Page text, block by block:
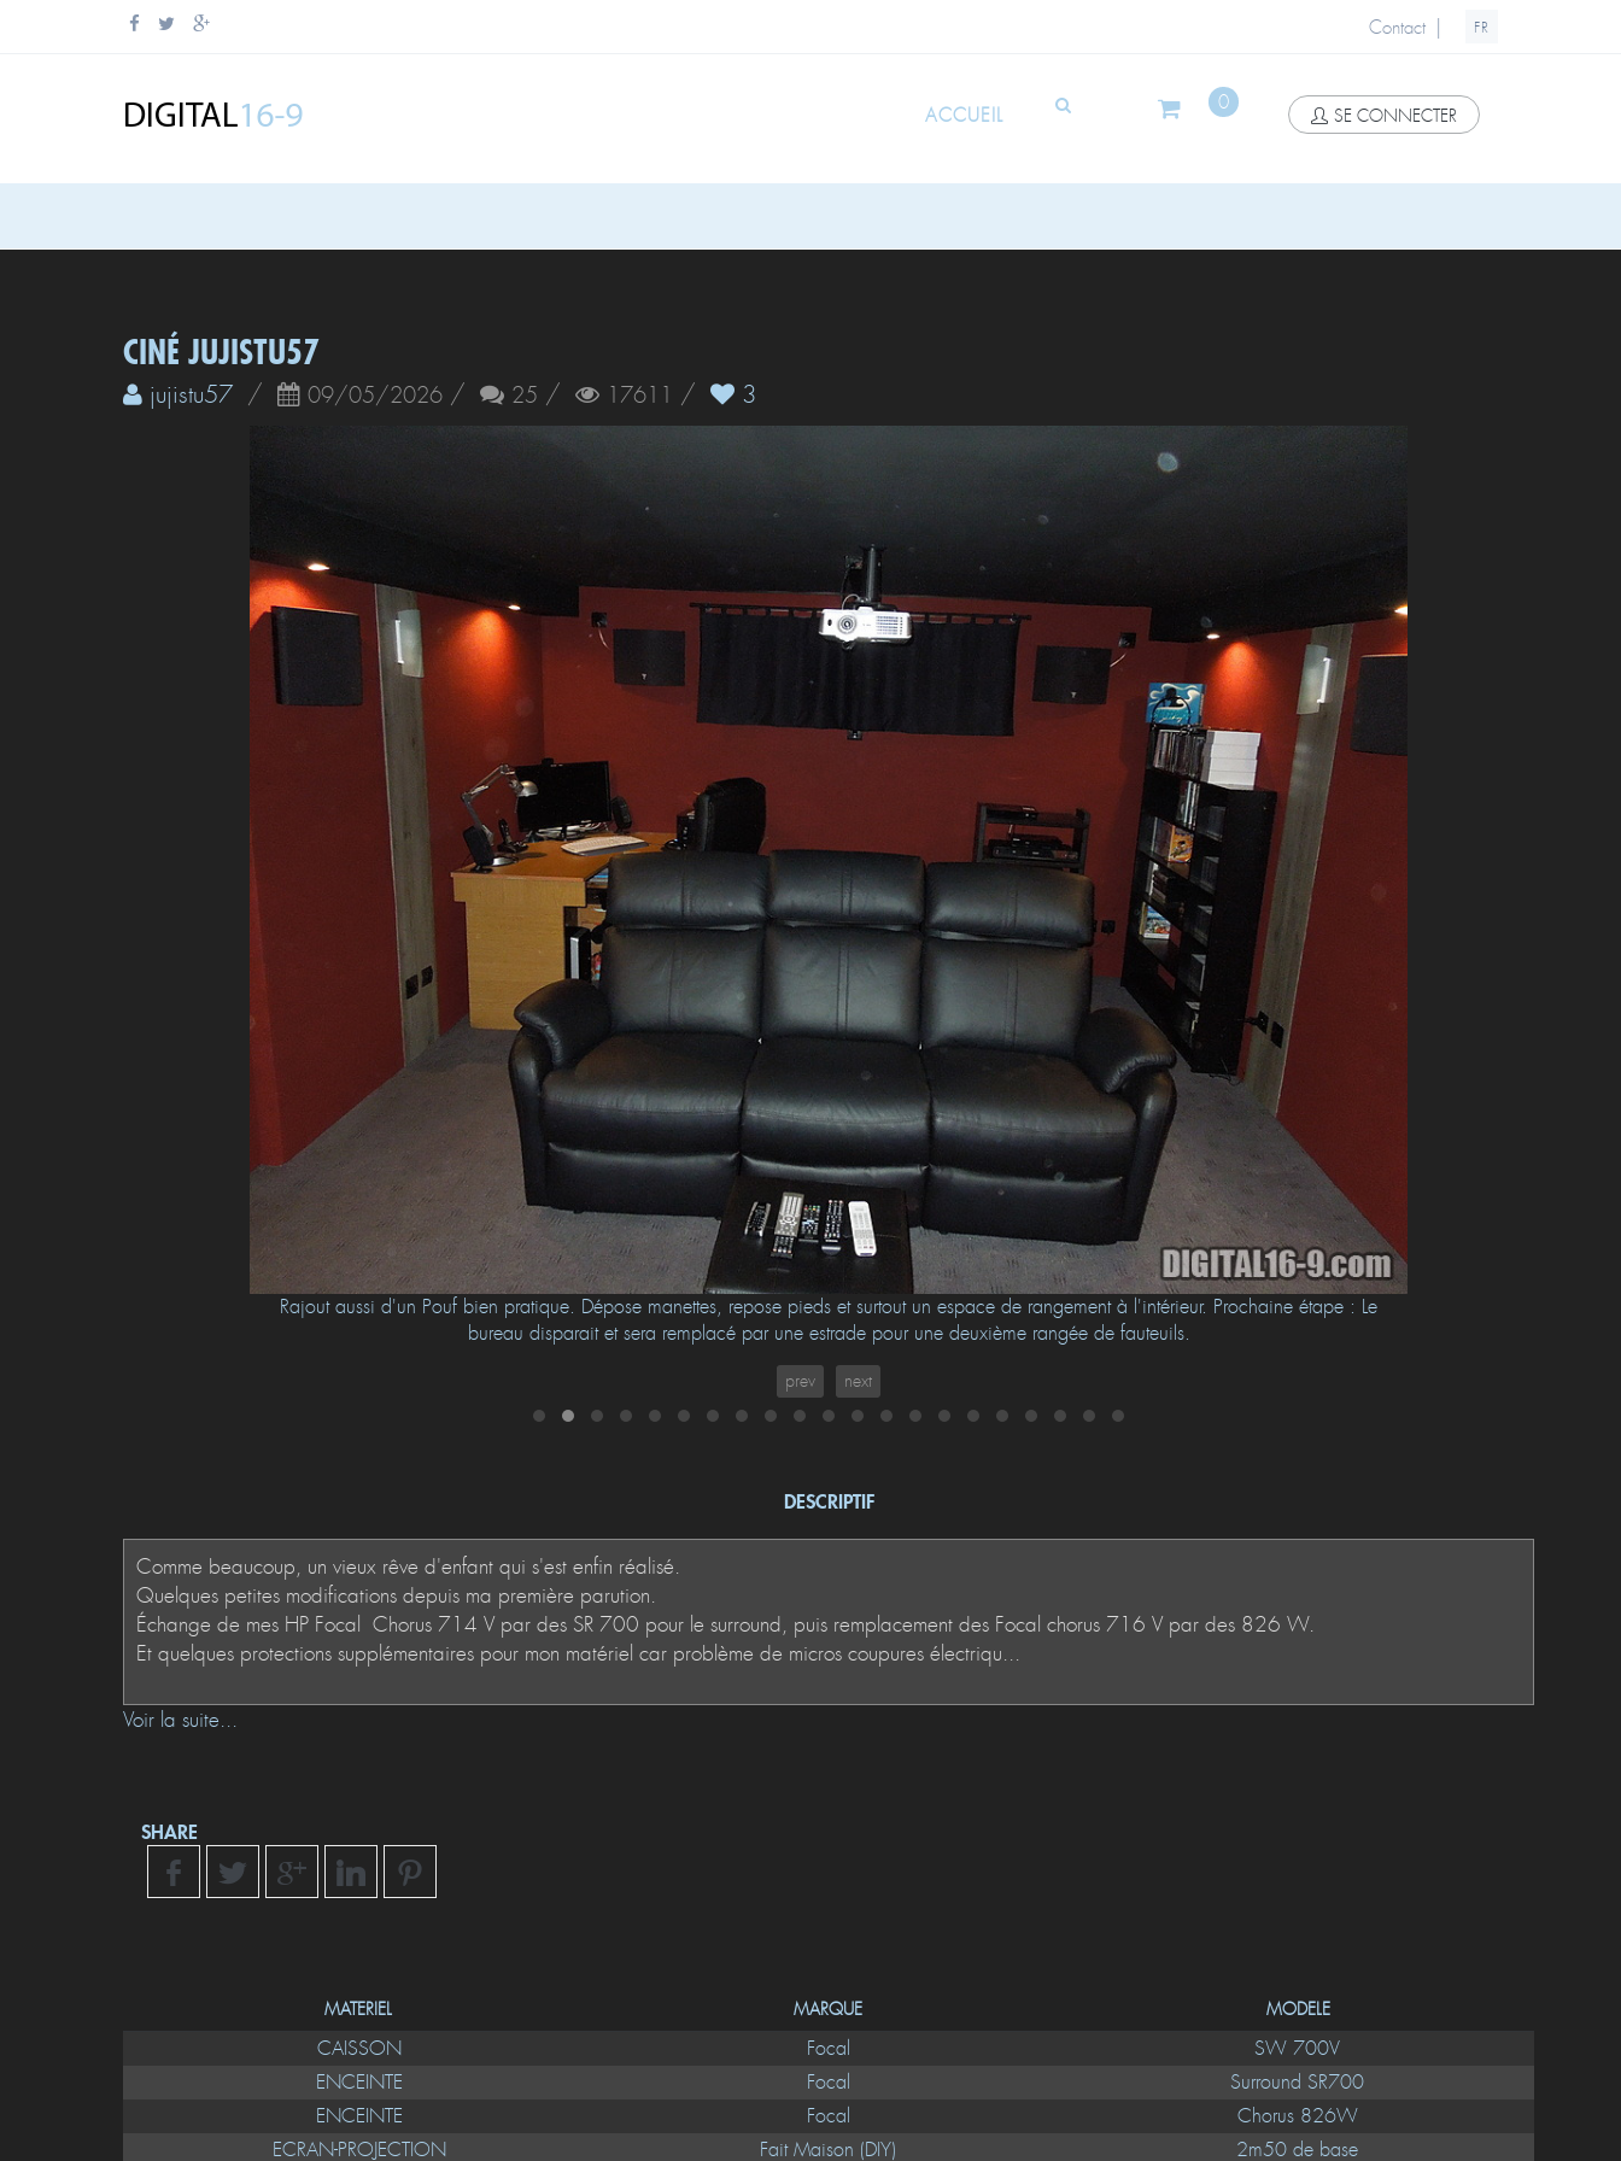
Contact | FR
ACCUEIL
0
SE CONNECTER
CINÉ JUJISTU57
jujistu57 / 09/05/2026 / 25 / 17611 / 3
Rajout aussi d'un Pouf bien pratique. Dépose manettes, repose pieds et surtout un espace de rangement à l'intérieur. Prochaine étape : Le
bureau disparait et sera remplacé par une estrade pour une deuxième rangée de fauteuils.
prev next
DESCRIPTIF
Voir la suite...
SHARE
MATERIEL MARQUE MODELE
CAISSON Focal
SW 700V
ENCEINTE
Focal
Surround SR700
ENCEINTE
Focal
Chorus 826W
ECRAN-PROJECTION
Fait Maison (DIY)
2m50 de base